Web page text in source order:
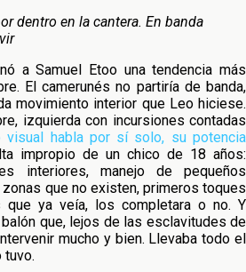
dentro en la cantera. En banda
a Samuel Etoo una tendencia más
El camerunés no partiría de banda,
movimiento interior que Leo hiciese.
izquierda con incursiones contadas
visual habla por sí solo, su potencia
impropio de un chico de 18 años:
interiores, manejo de pequeños
que no existen, primeros toques
que ya veía, los completara o no. Y
que, lejos de las esclavitudes de
mucho y bien. Llevaba todo el
tuvo.